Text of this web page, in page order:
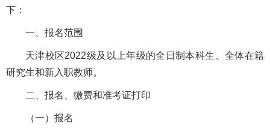
下：
一、报名范围
天津校区2022级及以上年级的全日制本科生、全体在籍
研究生和新入职教师。
二、报名、缴费和准考证打印
（一）报名